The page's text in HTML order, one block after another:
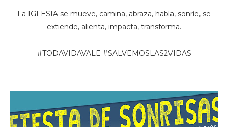
La IGLESIA se mueve, camina, abraza, habla, sonríe, se
extiende, alienta, impacta, transforma.
#TODAVIDAVALE #SALVEMOSLAS2VIDAS